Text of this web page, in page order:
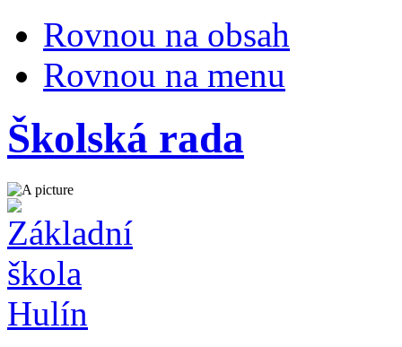
Rovnou na obsah
Rovnou na menu
Školská rada